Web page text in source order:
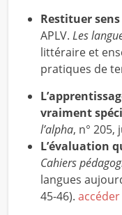
Restituer
APLV. Les
littéraire et
pratiques de
vraiment
l’alpha, n° 205,
L’évaluation
Cahiers
langues
45-46).